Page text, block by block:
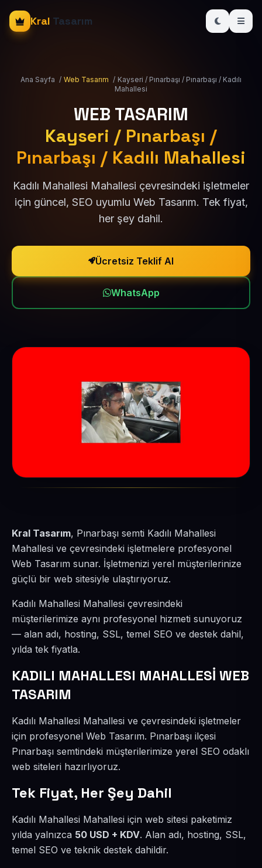
Kral Tasarım
Ana Sayfa / Web Tasarım / Kayseri / Pınarbaşı / Pınarbaşı / Kadılı
Mahallesi
WEB TASARIM
Kayseri / Pınarbaşı /
Pınarbaşı / Kadılı Mahallesi
Kadılı Mahallesi Mahallesi çevresindeki işletmeler
için güncel, SEO uyumlu Web Tasarım. Tek fiyat,
her şey dahil.
Ücretsiz Teklif Al
WhatsApp
Kral Tasarım, Pınarbaşı semti Kadılı Mahallesi
Mahallesi ve çevresindeki işletmelere profesyonel
Web Tasarım sunar. İşletmenizi yerel müşterilerinize
güçlü bir web sitesiyle ulaştırıyoruz.
Kadılı Mahallesi Mahallesi çevresindeki
müşterilerimize aynı profesyonel hizmeti sunuyoruz
— alan adı, hosting, SSL, temel SEO ve destek dahil,
yılda tek fiyatla.
KADILI MAHALLESI MAHALLESİ WEB
TASARIM
Kadılı Mahallesi Mahallesi ve çevresindeki işletmeler
için profesyonel Web Tasarım. Pınarbaşı ilçesi
Pınarbaşı semtindeki müşterilerimize yerel SEO odaklı
web siteleri hazırlıyoruz.
Tek Fiyat, Her Şey Dahil
Kadılı Mahallesi Mahallesi için web sitesi paketimiz
yılda yalnızca 50 USD + KDV. Alan adı, hosting, SSL,
temel SEO ve teknik destek dahildir.